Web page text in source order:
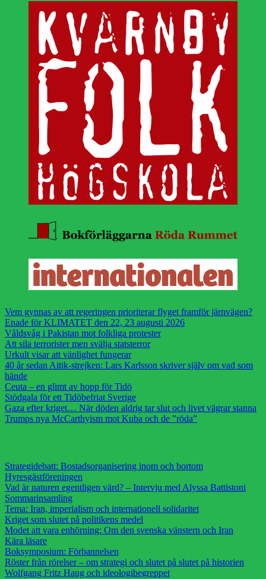
Vem gynnas av att regeringen prioriterar flyget framför järnvägen?
Enade för KLIMATET den 22, 23 augusti 2026
Våldsvåg i Pakistan mot folkliga protester
Att sila terrorister men svälja statsterror
Urkult visar att vänlighet fungerar
40 år sedan Aitik-strejken: Lars Karlsson skriver själv om vad som
hände
Ceuta – en glimt av hopp för Tidö
Stödgala för ett Tidöbefriat Sverige
Gaza efter kriget… När döden aldrig tar slut och livet vägrar stanna
Trumps nya McCarthyism mot Kuba och de ”röda”
Strategidebatt: Bostadsorganisering inom och bortom
Hyresgästföreningen
Vad är naturen egentligen värd? – Intervju med Alyssa Battistoni
Sommarinsamling
Tema: Iran, imperialism och internationell solidaritet
Kriget som slutet på politikens medel
Modet att vara enhörning: Om den svenska vänstern och Iran
Kära läsare
Boksymposium: Förbannelsen
Röster från rörelser – om strategi och slutet på slutet på historien
Wolfgang Fritz Haug och ideologibegreppet